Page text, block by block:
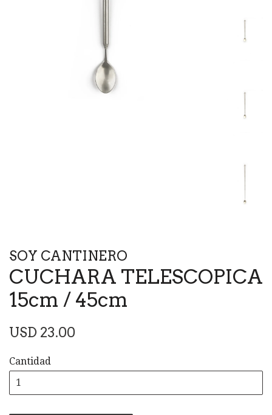
SOY CANTINERO
CUCHARA TELESCOPICA
15cm / 45cm
Precio
USD 23.00
Cantidad